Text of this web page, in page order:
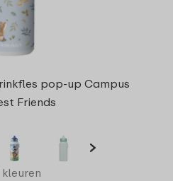
pop-up Campus
Friends
kleuren